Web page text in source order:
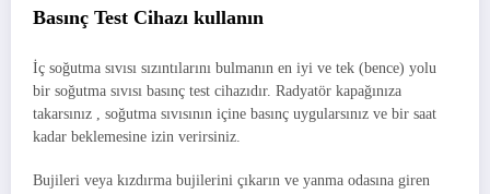
Basınç Test Cihazı kullanın
İç soğutma sıvısı sızıntılarını bulmanın en iyi ve tek (bence) yolu
bir soğutma sıvısı basınç test cihazıdır. Radyatör kapağınıza
takarsınız , soğutma sıvısının içine basınç uygularsınız ve bir saat
kadar beklemesine izin verirsiniz.
Bujileri veya kızdırma bujilerini çıkarın ve yanma odasına giren